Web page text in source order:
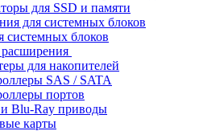
для SSD и памяти
для системных блоков
системных блоков
расширения
для накопителей
SAS / SATA
портов
Blu-Ray приводы
карты